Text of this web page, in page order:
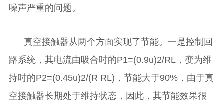
噪声严重的问题。
真空接触器从两个方面实现了节能。一是控制回
路系统，其电流由吸合时的P1=(0.9u)2/RL，变为维
持时的P2=(0.45u)2/(R RL)，节能大于90%，由于真
空接触器长期处于维持状态，因此，其节能效果很